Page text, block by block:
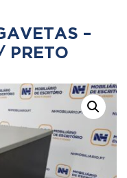
–
PRETO